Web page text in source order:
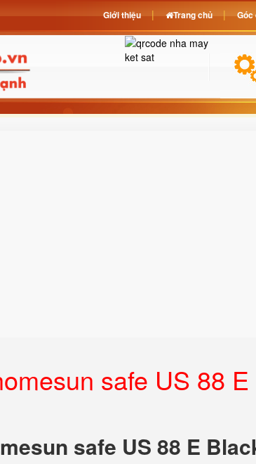
safe US 88
safe US 88 E
Giới thiệu Trang chủ Góc